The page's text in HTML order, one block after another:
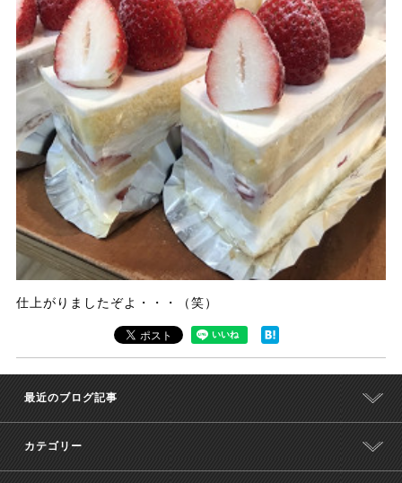
仕上がりましたぞよ・・・（笑）
最近のブログ記事
カテゴリー